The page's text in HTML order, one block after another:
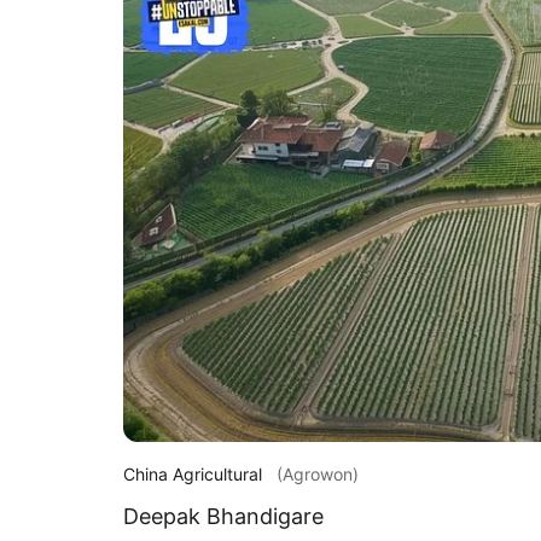
China Agricultural (Agrowon)
Deepak Bhandigare